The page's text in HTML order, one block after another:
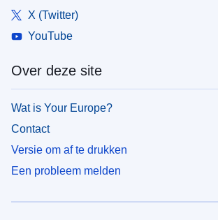
X (Twitter)
YouTube
Over deze site
Wat is Your Europe?
Contact
Versie om af te drukken
Een probleem melden